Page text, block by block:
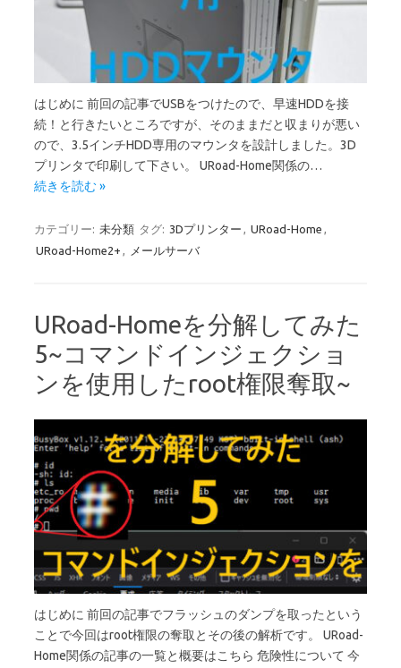
はじめに 前回の記事でUSBをつけたので、早速HDDを接
続！と行きたいところですが、そのままだと収まりが悪い
ので、3.5インチHDD専用のマウンタを設計しました。3D
プリンタで印刷して下さい。 URoad-Home関係の…
続きを読む »
カテゴリー: 未分類 タグ: 3Dプリンター URoad-Home
URoad-Home2+
メールサーバ
URoad-Homeを分解してみた
5~コマンドインジェクショ
ンを使用したroot権限奪取~
はじめに 前回の記事でフラッシュのダンプを取ったという
ことで今回はroot権限の奪取とその後の解析です。 URoad-
Home関係の記事の一覧と概要はこちら 危険性について 今